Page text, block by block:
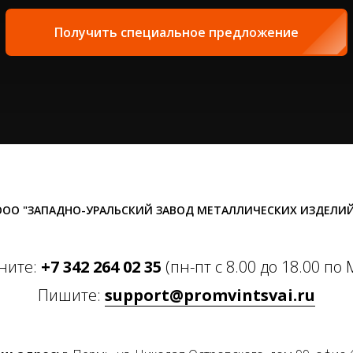
Получить специальное предложение
"ЗАПАДНО-УРАЛЬСКИЙ ЗАВОД МЕТАЛЛИЧЕСКИХ
+7 342 264 02 35 (пн-пт с 8.00 до 18.00 по
Пишите: support@promvintsvai.ru